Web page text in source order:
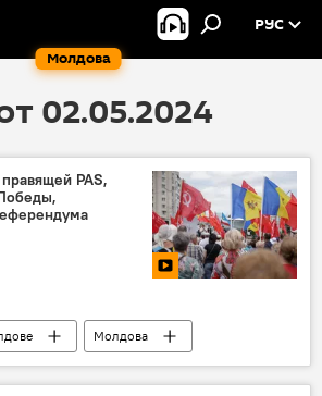
Молдова
РУС
02.05.2024
PAS,
Молдова